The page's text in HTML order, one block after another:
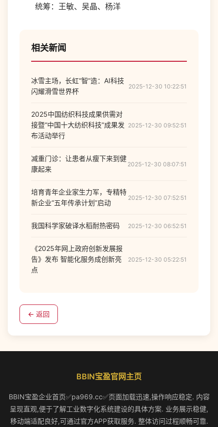
统筹：王敏、吴晶、杨洋
相关新闻
冰雪主场，长虹“智”造：AI科技
闪耀滑雪世界杯
2025-12-30 10:22:51
2025中国纺织科技成果供需对
接暨“中国十大纺织科技”成果发
布活动举行
2025-12-30 09:52:51
减重门诊：让患者从瘦下来到健
康起来
2025-12-30 08:07:51
培育青年企业家生力军，专精特
新企业“五年传承计划”启动
2025-12-30 07:52:51
我国科学家破译水稻耐热密码 2025-12-30 06:52:51
《2025年网上政府创新发展报
告》发布 智能化服务成创新亮
点
2025-12-30 05:22:51
← 返回
BBIN宝盈官网主页
BBIN宝盈企业首页✅pa969.cc✅页面加载迅速,操作响应稳定. 内容
呈现直观,便于了解工业数字化系统建设的具体方案. 业务展示稳健,
移动端适配良好,可通过官方APP获取服务. 整体访问过程顺畅可靠.